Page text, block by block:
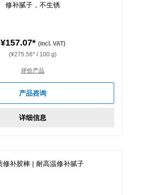
修补腻子，不生锈
¥157.07* (incl. VAT)
(¥275.56* / 100 g)
评价产品
产品咨询
详细信息